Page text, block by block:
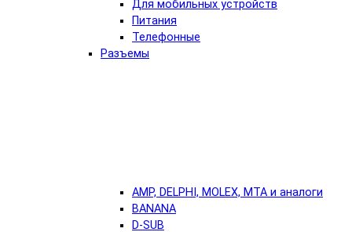
Для мобильных устройств
Питания
Телефонные
Разъемы
AMP, DELPHI, MOLEX, MTA и аналоги
BANANA
D-SUB